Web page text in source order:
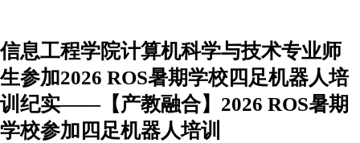
信息工程学院计算机科学与技术专业师
生参加2026 ROS暑期学校四足机器人培
训纪实——【产教融合】2026 ROS暑期
学校参加四足机器人培训